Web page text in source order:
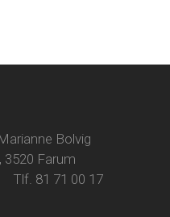
Bolvig
3520 Farum
Tlf. 81 71 00 17